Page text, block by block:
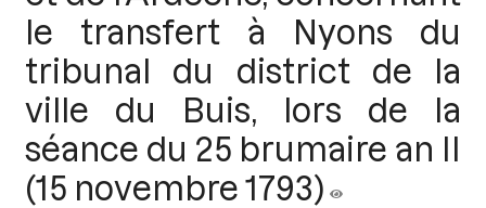
le transfert à Nyons du
tribunal du district de la
ville du Buis, lors de la
séance du 25 brumaire an II
(15 novembre 1793)